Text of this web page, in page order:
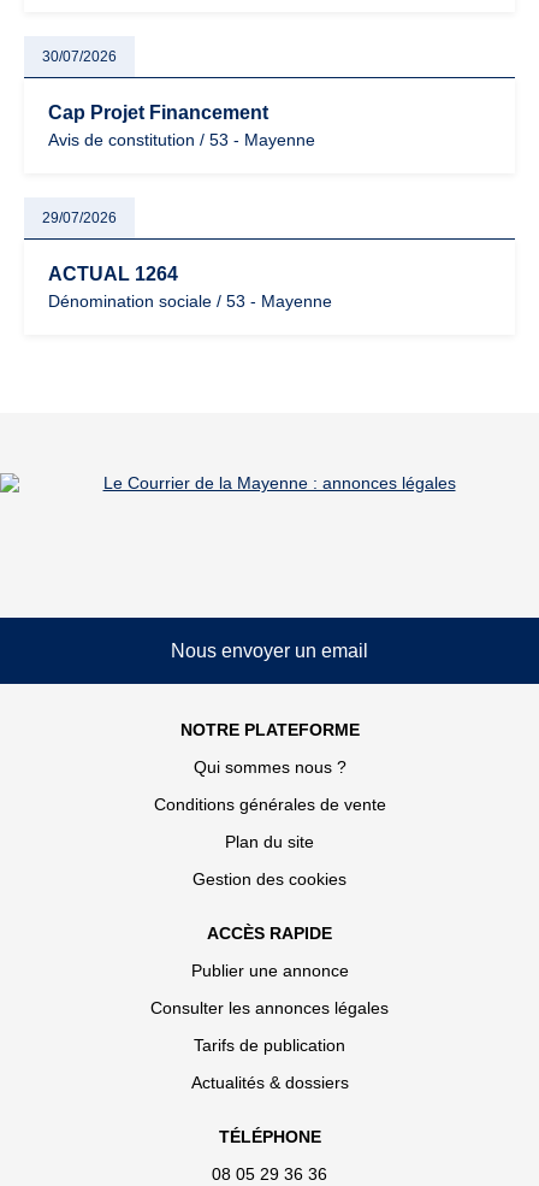
30/07/2026
Cap Projet Financement
Avis de constitution / 53 - Mayenne
29/07/2026
ACTUAL 1264
Dénomination sociale / 53 - Mayenne
Nous envoyer un email
NOTRE PLATEFORME
Qui sommes nous ?
Conditions générales de vente
Plan du site
Gestion des cookies
ACCÈS RAPIDE
Publier une annonce
Consulter les annonces légales
Tarifs de publication
Actualités & dossiers
TÉLÉPHONE
08 05 29 36 36